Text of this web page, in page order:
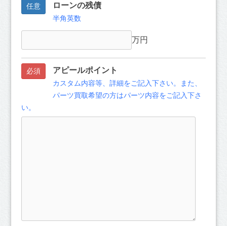
任意 ローンの残債
半角英数
万円
必須 アピールポイント
カスタム内容等、詳細をご記入下さい。また、
パーツ買取希望の方はパーツ内容をご記入下さ
い。